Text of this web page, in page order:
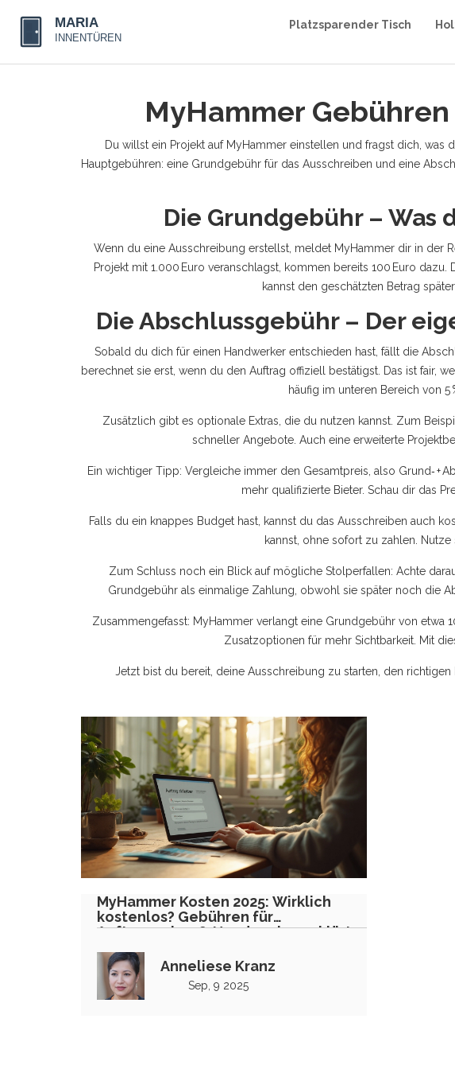
Platzsparender Tisch
MyHammer
Du willst ein Projekt auf MyHammer einstellen und fragst dich, was
Hauptgebühren: eine Grundgebühr für das Ausschreiben und eine
Die Grundgebühr – Was
Wenn du eine Ausschreibung erstellst, meldet MyHammer dir in der
Projekt mit 1.000 Euro veranschlagst, kommen bereits 100 Euro
kannst den geschätzten Betrag
Die Abschlussgebühr – Der
Sobald du dich für einen Handwerker entschieden hast, fällt die
berechnet sie erst, wenn du den Auftrag offiziell bestätigst. Das ist fair,
häufig im unteren Bereich von
Zusätzlich gibt es optionale Extras, die du nutzen kannst. Zum
schneller Angebote. Auch eine erweiterte
Ein wichtiger Tipp: Vergleiche immer den Gesamtpreis, also Grund‑ +
mehr qualifizierte Bieter. Schau dir das
Falls du ein knappes Budget hast, kannst du das Ausschreiben auch
kannst, ohne sofort zu zahlen.
Zum Schluss noch ein Blick auf mögliche Stolperfallen: Achte
Grundgebühr als einmalige Zahlung, obwohl sie später noch die
Zusammengefasst: MyHammer verlangt eine Grundgebühr von etwa
Zusatzoptionen für mehr Sichtbarkeit. Mit
Jetzt bist du bereit, deine Ausschreibung zu starten, den
MyHammer Kosten 2025: Wirklich
kostenlos? Gebühren für
Auftraggeber & Handwerker erklärt
Anneliese Kranz
Sep, 9 2025